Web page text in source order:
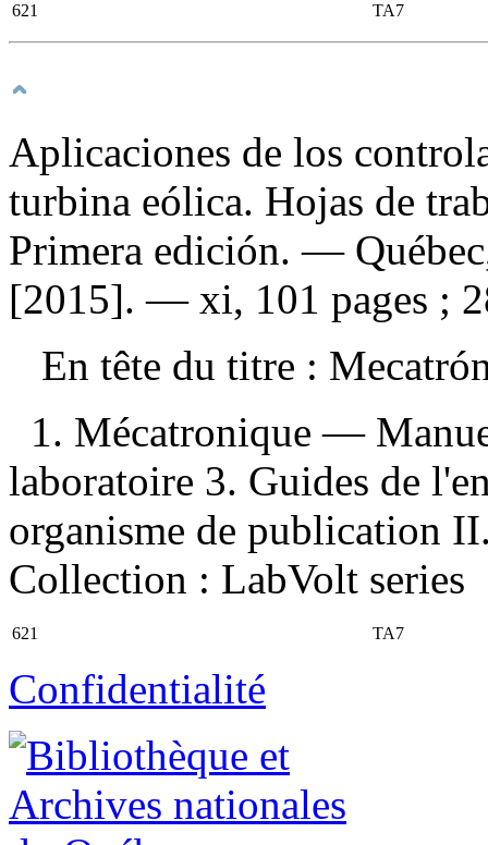
621 TA7
Aplicaciones de los
turbina eólica. Hojas de
Primera edición. —
[2015]. — xi, 101 pages ;
En tête du titre :
1. Mécatronique —
laboratoire 3. Guides de
organisme de publication
Collection : LabVolt series
621 TA7
Confidentialité